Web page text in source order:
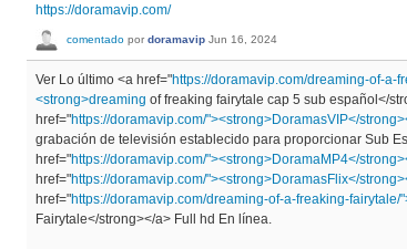
https://doramavip.com/
comentado por doramavip Jun 16, 2024
Ver Lo último <a href="https://doramavip.com/dreaming-of-a-
<strong>dreaming of freaking fairytale cap 5 sub español</
href="https://doramavip.com/"><strong>DoramasVIP</
grabación de televisión establecido para proporcionar Sub
href="https://doramavip.com/"><strong>DoramaMP4</
href="https://doramavip.com/"><strong>DoramasFlix</
href="https://doramavip.com/dreaming-of-a-freaking-fairytale/
Fairytale</strong></a> Full hd En línea.